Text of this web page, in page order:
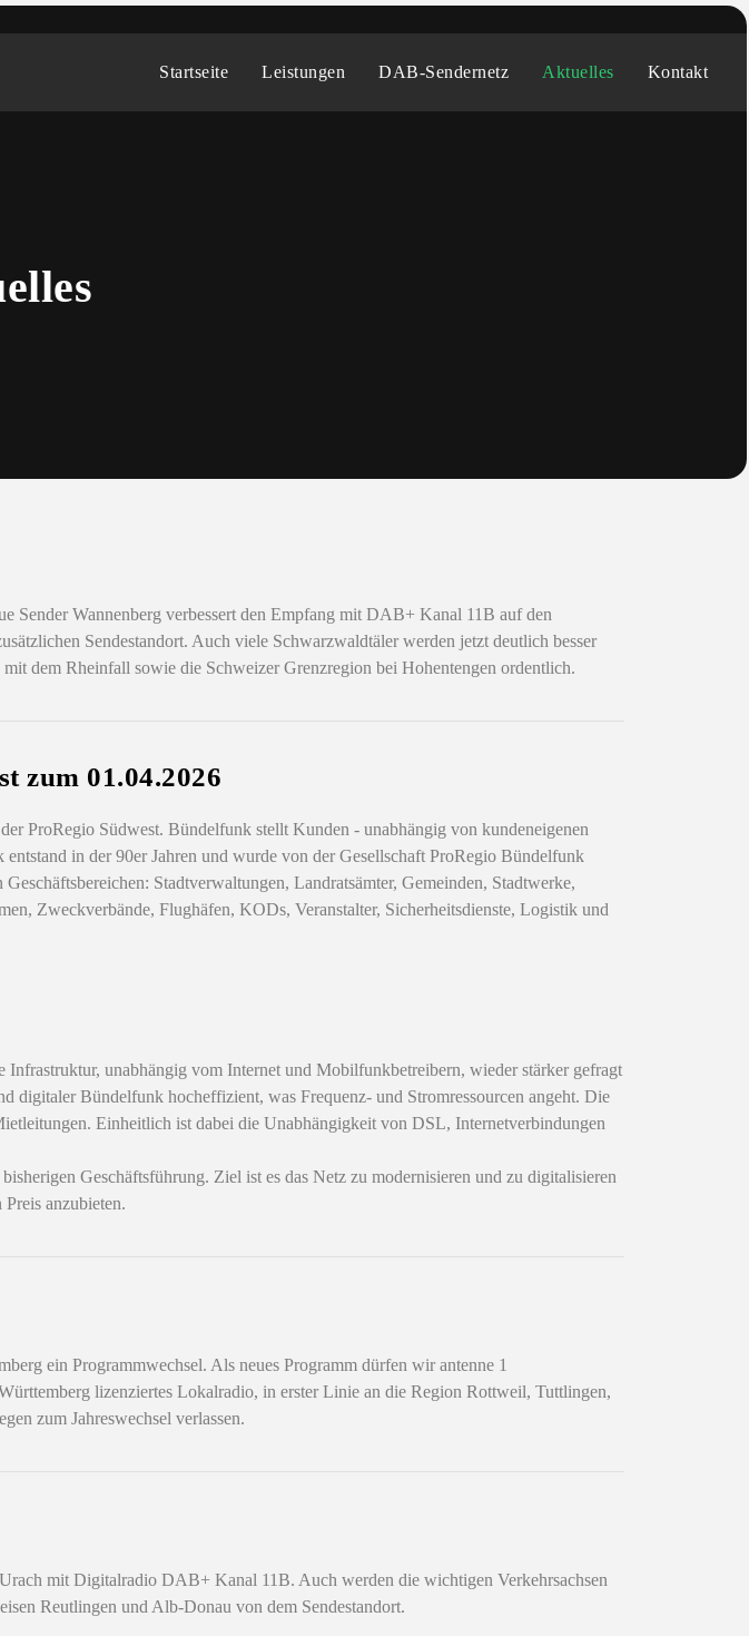
Startseite Leistungen DAB-Sendernetz Aktuelles Kontakt
Sender Wannenberg verbessert den Empfang mit DAB+ Kanal 11B auf den
Sendestandort. Auch viele Schwarzwaldtäler werden jetzt deutlich besser
dem Rheinfall sowie die Schweizer Grenzregion bei Hohentengen ordentlich.
zum 01.04.2026
ProRegio Südwest. Bündelfunk stellt Kunden - unabhängig von kundeneigenen
in der 90er Jahren und wurde von der Gesellschaft ProRegio Bündelfunk
Stadtverwaltungen, Landratsämter, Gemeinden, Stadtwerke,
Zweckverbände, Flughäfen, KODs, Veranstalter, Sicherheitsdienste, Logistik und
unabhängig vom Internet und Mobilfunkbetreibern, wieder stärker gefragt
Bündelfunk hocheffizient, was Frequenz- und Stromressourcen angeht. Die
Einheitlich ist dabei die Unabhängigkeit von DSL, Internetverbindungen
Geschäftsführung. Ziel ist es das Netz zu modernisieren und zu digitalisieren
anzubieten.
ein Programmwechsel. Als neues Programm dürfen wir antenne 1
lizenziertes Lokalradio, in erster Linie an die Region Rottweil, Tuttlingen,
zum Jahreswechsel verlassen.
mit Digitalradio DAB+ Kanal 11B. Auch werden die wichtigen Verkehrsachsen
Reutlingen und Alb-Donau von dem Sendestandort.